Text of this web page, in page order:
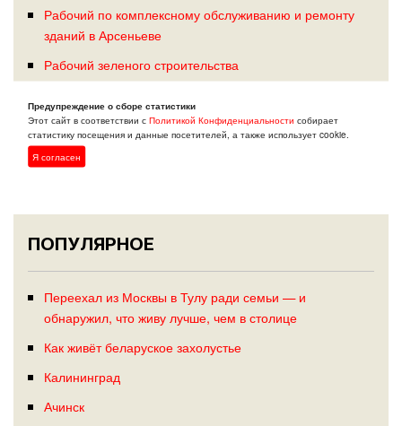
Рабочий по комплексному обслуживанию и ремонту
зданий в Арсеньеве
Рабочий зеленого строительства
ПОПУЛЯРНОЕ
Переехал из Москвы в Тулу ради семьи — и
обнаружил, что живу лучше, чем в столице
Как живёт беларуское захолустье
Калининград
Ачинск
Предупреждение о сборе статистики
Этот сайт в соответствии сПолитикой Конфиденциальности собирает
статистику посещения и данные посетителей, а также использует cookie.
Я согласен